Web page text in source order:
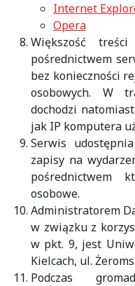
Internet
Opera
Większość
pośrednictwem
bez konieczności
osobowych. W
dochodzi
jak IP komputera
Serwis
zapisy na
pośrednictwem
osobowe.
Administratorem
w związku z
w pkt. 9, jest
Kielcach, ul.
Podczas